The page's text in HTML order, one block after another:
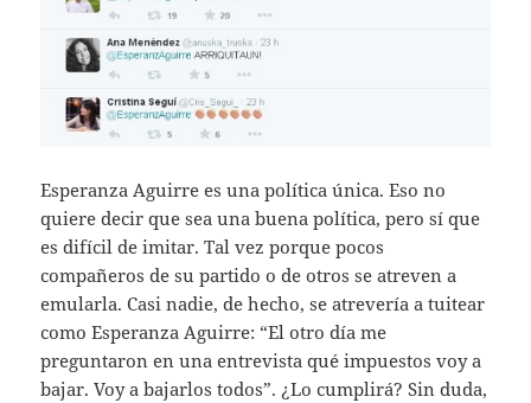
Esperanza Aguirre es una política única. Eso no
quiere decir que sea una buena política, pero sí que
es difícil de imitar. Tal vez porque pocos
compañeros de su partido o de otros se atreven a
emularla. Casi nadie, de hecho, se atrevería a tuitear
como Esperanza Aguirre: “El otro día me
preguntaron en una entrevista qué impuestos voy a
bajar. Voy a bajarlos todos”. ¿Lo cumplirá? Sin duda,